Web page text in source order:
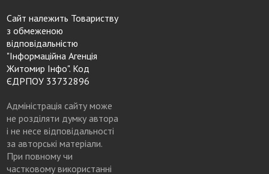
Сайт належить Товариству
з обмеженою
відповідальністю
"Інформаційна Агенція
Житомир Інфо". Код
ЄДРПОУ 33732896
Адміністрація сайту може
не розділяти думку автора
і не несе відповідальності
за авторські матеріали.
При повному чи
частковому використанні